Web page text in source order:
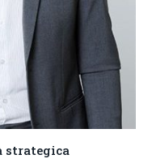
strategica